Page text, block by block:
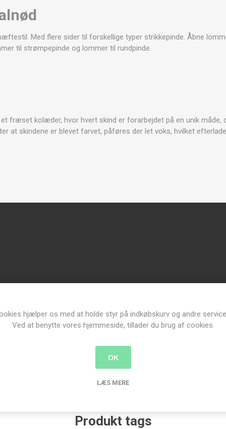
Med flere sider til forskellige typer strikkepinde. Åbne
til strømpepinde og lommer til rundpinde.
fræset kolæder, hvor hvert skind er forarbejdet på en unik måde,
at skindene er blevet farvet, påføres der let voks, hvilket
Produkt tags
hjælper os med at holde styr på indkøbskurv og andre
Ved at benytte vores hjemmeside, tillader du brug af cookies.
OK
LÆS MERE